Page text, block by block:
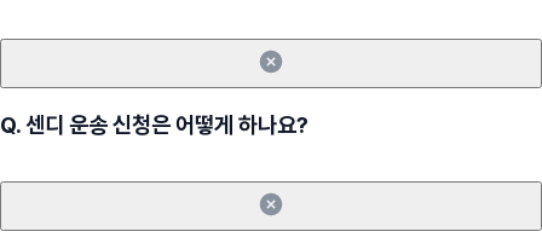
Q.센디 운송 신청은 어떻게 하나요?